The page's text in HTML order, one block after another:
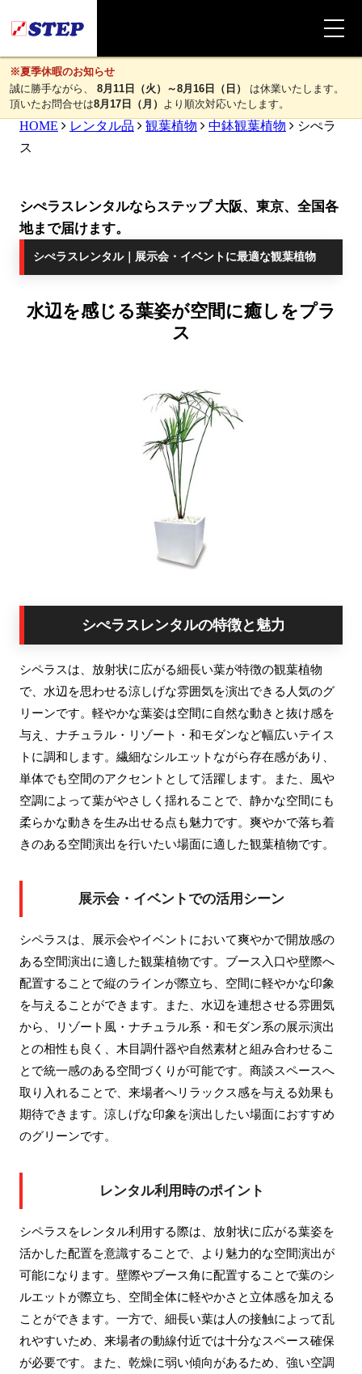
※夏季休暇のお知らせ
誠に勝手ながら、
8月11日（火）～8月16日（日） は休業いたします。
頂いたお問合せは8月17日（月） より順次対応いたします。
HOME レンタル品 観葉植物 中鉢観葉植物
シぺラ
ス
シぺラスレンタルならステップ 大阪、東京、全国各
地まで届けます。
シぺラスレンタル｜展示会・イベントに最適な観葉植物
水辺を感じる葉姿が空間に癒しをプラ
ス
シぺラスレンタルの特徴と魅力
シペラスは、放射状に広がる細長い葉が特徴の観葉植物
で、水辺を思わせる涼しげな雰囲気を演出できる人気のグ
リーンです。軽やかな葉姿は空間に自然な動きと抜け感を
与え、ナチュラル・リゾート・和モダンなど幅広いテイス
トに調和します。繊細なシルエットながら存在感があり、
単体でも空間のアクセントとして活躍します。また、風や
空調によって葉がやさしく揺れることで、静かな空間にも
柔らかな動きを生み出せる点も魅力です。爽やかで落ち着
きのある空間演出を行いたい場面に適した観葉植物です。
展示会・イベントでの活用シーン
シペラスは、展示会やイベントにおいて爽やかで開放感の
ある空間演出に適した観葉植物です。ブース入口や壁際へ
配置することで縦のラインが際立ち、空間に軽やかな印象
を与えることができます。また、水辺を連想させる雰囲気
から、リゾート風・ナチュラル系・和モダン系の展示演出
との相性も良く、木目調什器や自然素材と組み合わせるこ
とで統一感のある空間づくりが可能です。商談スペースへ
取り入れることで、来場者へリラックス感を与える効果も
期待できます。涼しげな印象を演出したい場面におすすめ
のグリーンです。
レンタル利用時のポイント
シペラスをレンタル利用する際は、放射状に広がる葉姿を
活かした配置を意識することで、より魅力的な空間演出が
可能になります。壁際やブース角に配置することで葉のシ
ルエットが際立ち、空間全体に軽やかさと立体感を加える
ことができます。一方で、細長い葉は人の接触によって乱
れやすいため、来場者の動線付近では十分なスペース確保
が必要です。また、乾燥に弱い傾向があるため、強い空調